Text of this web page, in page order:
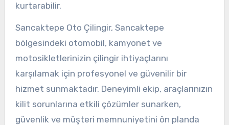
kurtarabilir.
Sancaktepe Oto Çilingir, Sancaktepe
bölgesindeki otomobil, kamyonet ve
motosikletlerinizin çilingir ihtiyaçlarını
karşılamak için profesyonel ve güvenilir bir
hizmet sunmaktadır. Deneyimli ekip, araçlarınızın
kilit sorunlarına etkili çözümler sunarken,
güvenlik ve müşteri memnuniyetini ön planda